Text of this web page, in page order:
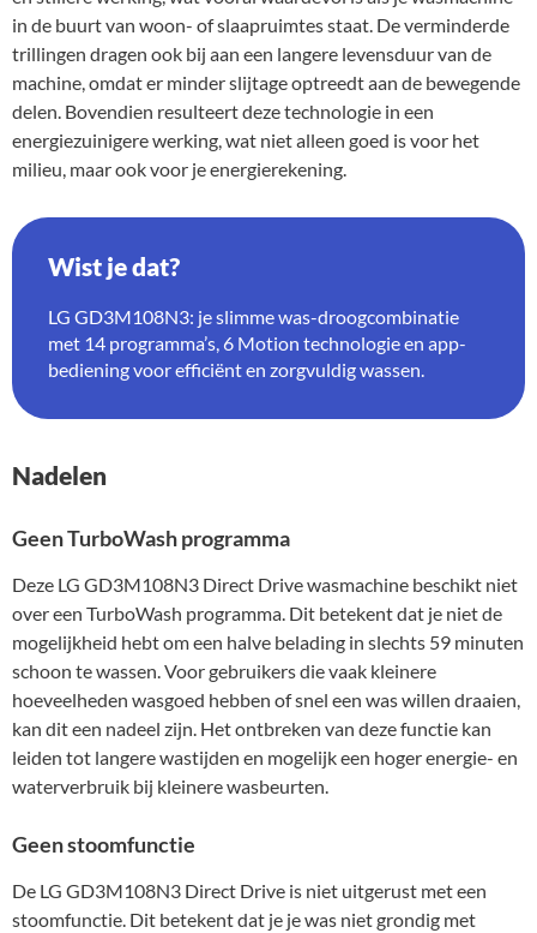
in de buurt van woon- of slaapruimtes staat. De verminderde
trillingen dragen ook bij aan een langere levensduur van de
machine, omdat er minder slijtage optreedt aan de bewegende
delen. Bovendien resulteert deze technologie in een
energiezuinigere werking, wat niet alleen goed is voor het
milieu, maar ook voor je energierekening.
Wist je dat?
LG GD3M108N3: je slimme was-droogcombinatie
met 14 programma’s, 6 Motion technologie en app-
bediening voor efficiënt en zorgvuldig wassen.
Nadelen
Geen TurboWash programma
Deze LG GD3M108N3 Direct Drive wasmachine beschikt niet
over een TurboWash programma. Dit betekent dat je niet de
mogelijkheid hebt om een halve belading in slechts 59 minuten
schoon te wassen. Voor gebruikers die vaak kleinere
hoeveelheden wasgoed hebben of snel een was willen draaien,
kan dit een nadeel zijn. Het ontbreken van deze functie kan
leiden tot langere wastijden en mogelijk een hoger energie- en
waterverbruik bij kleinere wasbeurten.
Geen stoomfunctie
De LG GD3M108N3 Direct Drive is niet uitgerust met een
stoomfunctie. Dit betekent dat je je was niet grondig met